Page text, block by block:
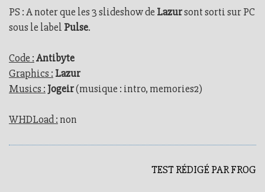
PS : A noter que les 3 slideshow de Lazursont sorti sur PC
sous le label Pulse.
Code :Antibyte
Graphics : Lazur
Musics : Jogeir(musique : intro, memories2)
WHDLoad : non
TEST RÉDIGÉ PAR FROG